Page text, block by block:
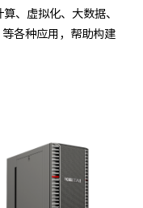
、虚拟化、大数据、
各种应用，帮助构建